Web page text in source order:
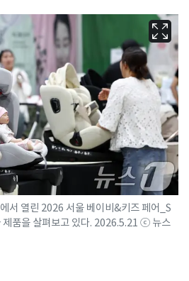
서 열린 2026 서울 베이비&키즈 페어_S
품을 살펴보고 있다. 2026.5.21 ⓒ 뉴스